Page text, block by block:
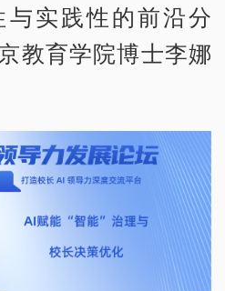
实践性的前沿分
教育学院博士李娜